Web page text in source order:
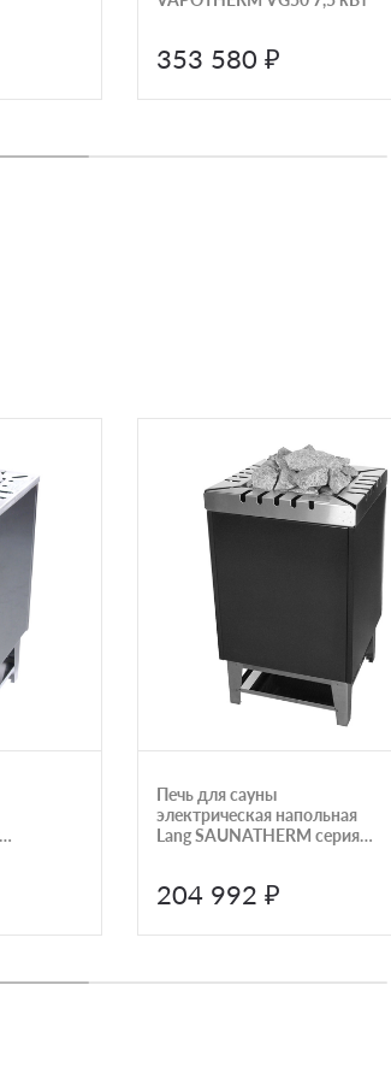
353 580 ₽
Печь для сауны
электрическая напольная
Lang SAUNATHERM серия
204 992 ₽